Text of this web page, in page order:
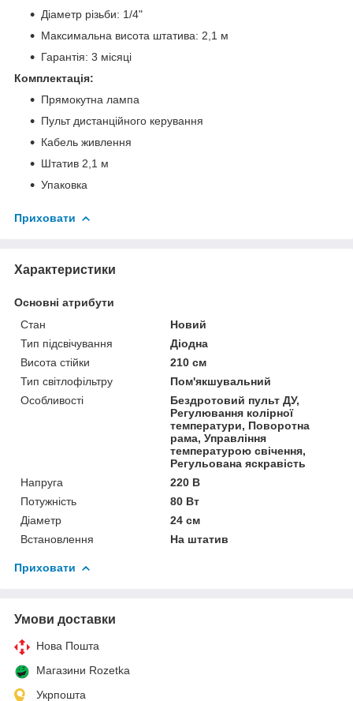
Діаметр різьби: 1/4"
Максимальна висота штатива: 2,1 м
Гарантія: 3 місяці
Комплектація:
Прямокутна лампа
Пульт дистанційного керування
Кабель живлення
Штатив 2,1 м
Упаковка
Приховати
Характеристики
Основні атрибути
Стан
Новий
Тип підсвічування
Діодна
Висота стійки
210 см
Тип світлофільтру
Пом'якшувальний
Особливості
Бездротовий пульт ДУ,
Регулювання колірної
температури, Поворотна
рама, Управління
температурою свічення,
Регульована яскравість
Напруга
220 В
Потужність
80 Вт
Діаметр
24 см
Встановлення
На штатив
Приховати
Умови доставки
Нова Пошта
Магазини Rozetka
Укрпошта